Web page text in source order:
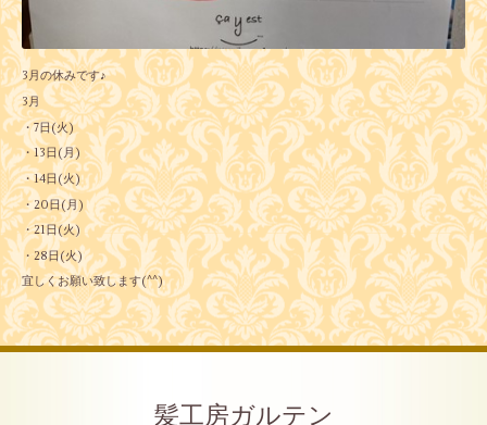
3月の休みです♪
3月
・7日(火)
・13日(月)
・14日(火)
・20日(月)
・21日(火)
・28日(火)
宜しくお願い致します(^^)
髪工房ガルテン